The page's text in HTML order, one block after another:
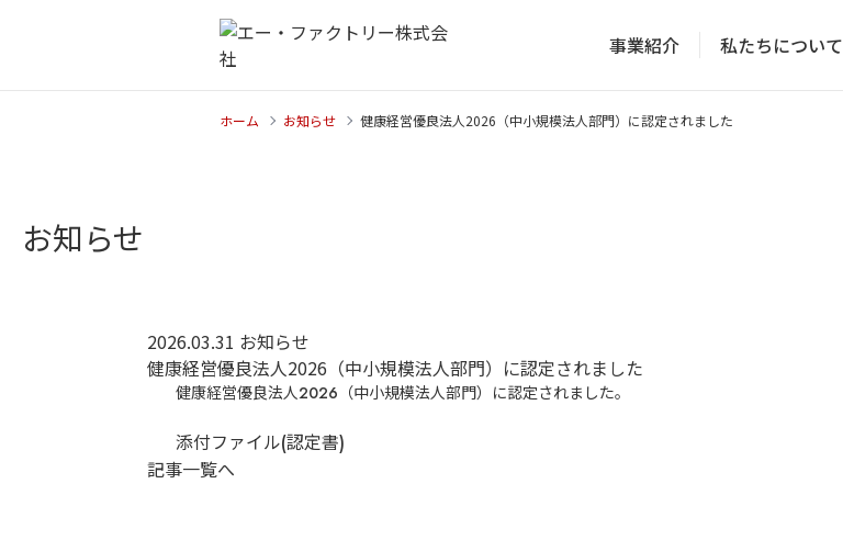
事業紹介 私たちについて
ホーム お知らせ 健康経営優良法人2026（中小規模法人部門）に認定されました
お知らせ
2026.03.31 お知らせ
健康経営優良法人2026（中小規模法人部門）に認定されました
健康経営優良法人2026（中小規模法人部門）に認定されました。
添付ファイル(認定書)
記事一覧へ